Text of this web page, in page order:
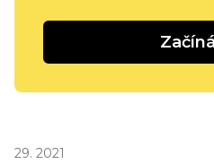
29. 2021